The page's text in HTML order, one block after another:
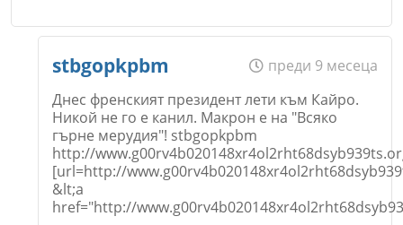
Откажи
Email
stbgopkpbm
преди 9 месеца
Днес френският президент лети към Кайро.
Никой не го е канил. Макрон е на "Всяко
гърне мерудия"! stbgopkpbm
http://
[url=http://
&lt;a
href="http://